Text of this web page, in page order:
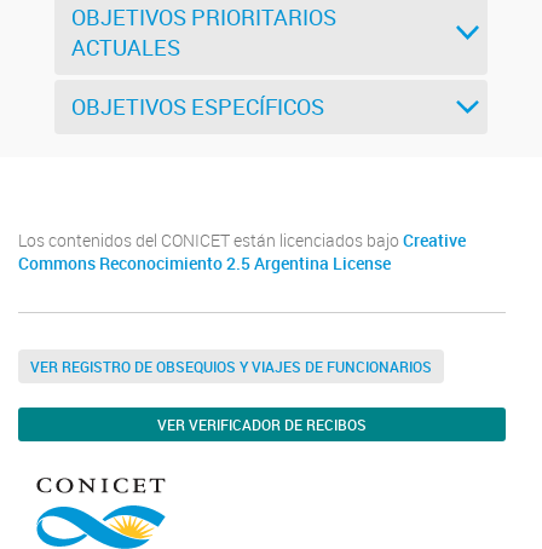
OBJETIVOS PRIORITARIOS
ACTUALES
OBJETIVOS ESPECÍFICOS
Los contenidos del CONICET están licenciados bajo Creative
Commons Reconocimiento 2.5 Argentina License
VER REGISTRO DE OBSEQUIOS Y VIAJES DE FUNCIONARIOS
VER VERIFICADOR DE RECIBOS